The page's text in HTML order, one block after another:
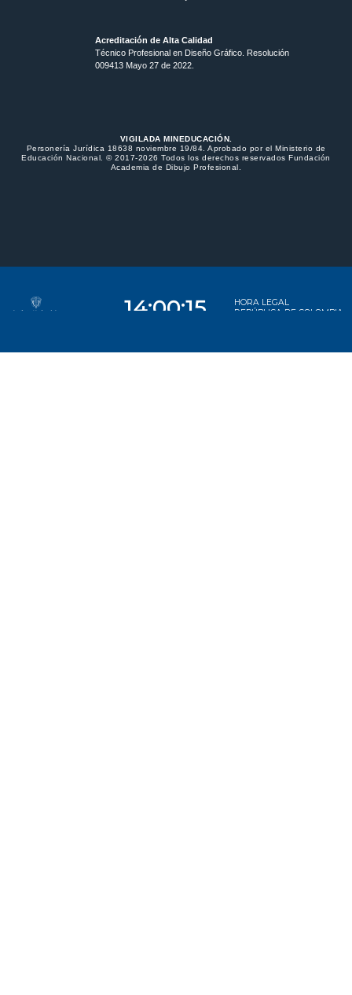
Acreditación de Alta Calidad
Técnico Profesional en Diseño Gráfico. Resolución
009413 Mayo 27 de 2022.
VIGILADA MINEDUCACIÓN.
Personería Jurídica 18638 noviembre 19/84. Aprobado por el Ministerio de
Educación Nacional. © 2017-2026 Todos los derechos reservados Fundación
Academia de Dibujo Profesional.